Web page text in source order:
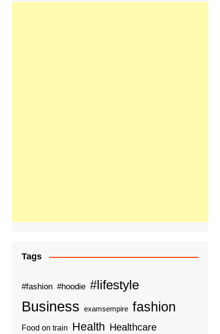
Tags
#fashion #hoodie #lifestyle
Business examsempire fashion
Food on train Health Healthcare